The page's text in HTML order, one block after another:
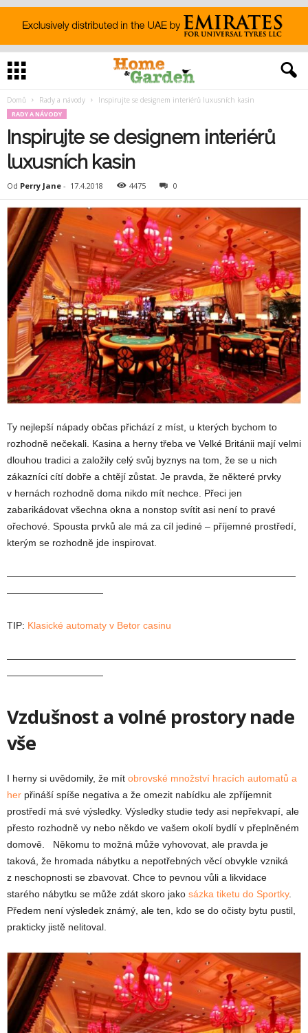
Domů Rady a návody Inspirujte se designem interiérů luxusních kasin
RADY A NÁVODY
Inspirujte se designem interiérů
luxusních kasin
Od Perry Jane - 17.4.2018 4475 0
Ty nejlepší nápady občas přichází z míst, u kterých bychom to
rozhodně nečekali. Kasina a herny třeba ve Velké Británii mají velmi
dlouhou tradici a založily celý svůj byznys na tom, že se u nich
zákazníci cítí dobře a chtějí zůstat. Je pravda, že některé prvky
v hernách rozhodně doma nikdo mít nechce. Přeci jen
zabarikádovat všechna okna a nonstop svítit asi není to pravé
ořechové. Spousta prvků ale má za cíl jediné – příjemné prostředí,
kterým se rozhodně jde inspirovat.
——————————————————————————————
——————————
TIP: Klasické automaty v Betor casinu
——————————————————————————————
——————————
Vzdušnost a volné prostory nade
vše
I herny si uvědomily, že mít obrovské množství hracích automatů a
her přináší spíše negativa a že omezit nabídku ale zpříjemnit
prostředí má své výsledky. Výsledky studie tedy asi nepřekvapí, ale
přesto rozhodně vy nebo někdo ve vašem okolí bydlí v přeplněném
domově. Někomu to možná může vyhovovat, ale pravda je
taková, že hromada nábytku a nepotřebných věcí obvykle vzniká
z neschopnosti se zbavovat. Chce to pevnou vůli a likvidace
starého nábytku se může zdát skoro jako sázka tiketu do Sportky.
Předem není výsledek známý, ale ten, kdo se do očisty bytu pustil,
prakticky jistě nelitoval.